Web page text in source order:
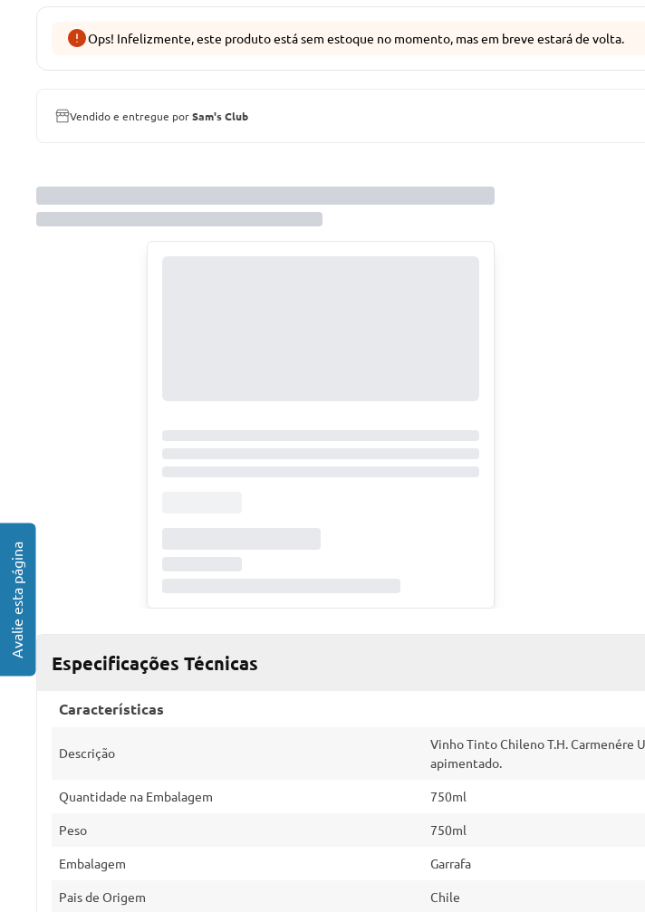
Ops! Infelizmente, este produto está sem estoque no momento, mas em breve estará de volta.
Vendido e entregue porSam's Club
Especificações Técnicas
Características
Descrição
Vinho Tinto Chileno T.H. Carmenére
apimentado.
Quantidade na Embalagem 750ml
Peso 750ml
Embalagem Garrafa
Pais de Origem Chile